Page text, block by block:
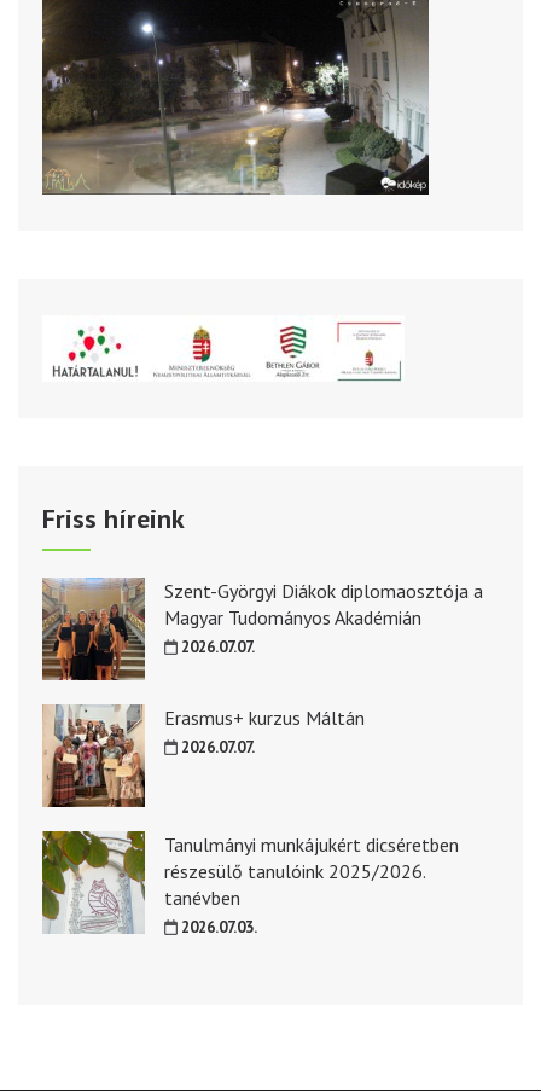
Friss híreink
Szent-Györgyi Diákok diplomaosztója a
Magyar Tudományos Akadémián
2026.07.07.
Erasmus+ kurzus Máltán
2026.07.07.
Tanulmányi munkájukért dicséretben
részesülő tanulóink 2025/2026.
tanévben
2026.07.03.